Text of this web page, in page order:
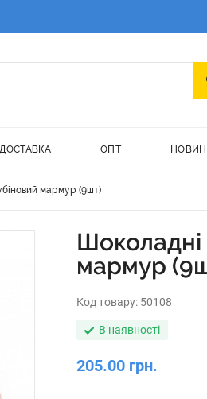
ОПТ
мармур (9шт)
мармур
Код товару: 50108
В наявності
205.00 грн.